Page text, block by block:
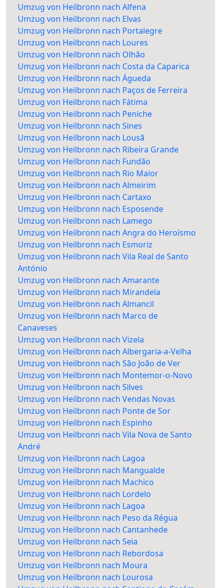
Umzug von Heilbronn nach Alfena
Umzug von Heilbronn nach Elvas
Umzug von Heilbronn nach Portalegre
Umzug von Heilbronn nach Loures
Umzug von Heilbronn nach Olhão
Umzug von Heilbronn nach Costa da Caparica
Umzug von Heilbronn nach Águeda
Umzug von Heilbronn nach Paços de Ferreira
Umzug von Heilbronn nach Fátima
Umzug von Heilbronn nach Peniche
Umzug von Heilbronn nach Sines
Umzug von Heilbronn nach Lousã
Umzug von Heilbronn nach Ribeira Grande
Umzug von Heilbronn nach Fundão
Umzug von Heilbronn nach Rio Maior
Umzug von Heilbronn nach Almeirim
Umzug von Heilbronn nach Cartaxo
Umzug von Heilbronn nach Esposende
Umzug von Heilbronn nach Lamego
Umzug von Heilbronn nach Angra do Heroísmo
Umzug von Heilbronn nach Esmoriz
Umzug von Heilbronn nach Vila Real de Santo
António
Umzug von Heilbronn nach Amarante
Umzug von Heilbronn nach Mirandela
Umzug von Heilbronn nach Almancil
Umzug von Heilbronn nach Marco de
Canaveses
Umzug von Heilbronn nach Vizela
Umzug von Heilbronn nach Albergaria-a-Velha
Umzug von Heilbronn nach São João de Ver
Umzug von Heilbronn nach Montemor-o-Novo
Umzug von Heilbronn nach Silves
Umzug von Heilbronn nach Vendas Novas
Umzug von Heilbronn nach Ponte de Sor
Umzug von Heilbronn nach Espinho
Umzug von Heilbronn nach Vila Nova de Santo
André
Umzug von Heilbronn nach Lagoa
Umzug von Heilbronn nach Mangualde
Umzug von Heilbronn nach Machico
Umzug von Heilbronn nach Lordelo
Umzug von Heilbronn nach Lagoa
Umzug von Heilbronn nach Peso da Régua
Umzug von Heilbronn nach Cantanhede
Umzug von Heilbronn nach Seia
Umzug von Heilbronn nach Rebordosa
Umzug von Heilbronn nach Moura
Umzug von Heilbronn nach Lourosa